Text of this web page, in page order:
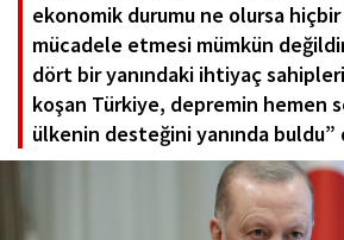
ekonomik durumu ne olursa
mücadele etmesi mümkün
dört bir yanındaki ihtiyaç
koşan Türkiye, depremin hemen
ülkenin desteğini yanında buldu”